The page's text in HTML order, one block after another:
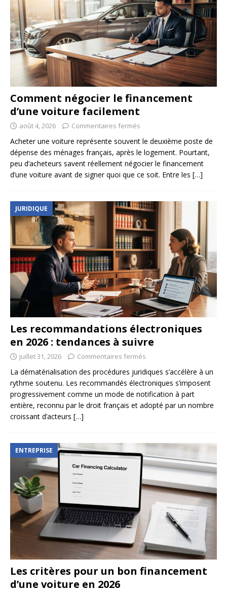
Comment négocier le financement
d’une voiture facilement
août 4, 2026 Commentaires fermés
Acheter une voiture représente souvent le deuxième poste de
dépense des ménages français, après le logement. Pourtant,
peu d’acheteurs savent réellement négocier le financement
d’une voiture avant de signer quoi que ce soit. Entre les […]
JURIDIQUE
Les recommandations électroniques
en 2026 : tendances à suivre
juillet 31, 2026 Commentaires fermés
La dématérialisation des procédures juridiques s’accélère à un
rythme soutenu. Les recommandés électroniques s’imposent
progressivement comme un mode de notification à part
entière, reconnu par le droit français et adopté par un nombre
croissant d’acteurs […]
ENTREPRISE
Les critères pour un bon financement
d’une voiture en 2026